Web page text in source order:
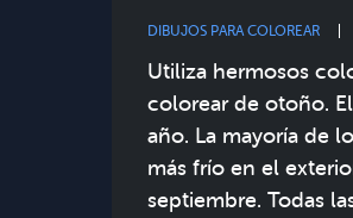
DIBUJOS PARA COLOREAR
Utiliza hermosos
colorear de otoño.
año. La mayoría de
más frío en el
septiembre. Todas